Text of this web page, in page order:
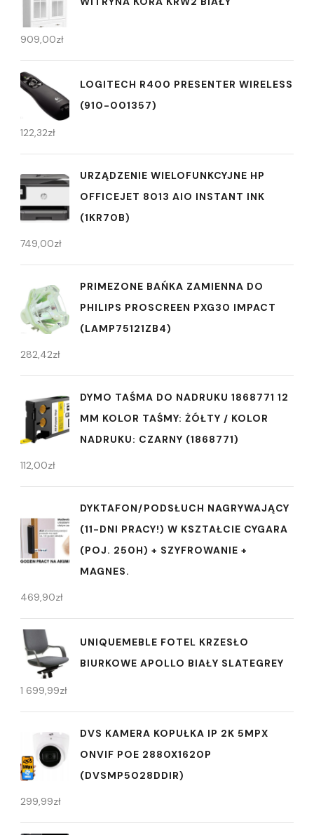
909,00zł
LOGITECH R400 PRESENTER WIRELESS
(910-001357)
122,32zł
URZĄDZENIE WIELOFUNKCYJNE HP
OFFICEJET 8013 AIO INSTANT INK
(1KR70B)
749,00zł
PRIMEZONE BAŃKA ZAMIENNA DO
PHILIPS PROSCREEN PXG30 IMPACT
(LAMP75121ZB4)
282,42zł
DYMO TAŚMA DO NADRUKU 1868771 12
MM KOLOR TAŚMY: ŻÓŁTY / KOLOR
NADRUKU: CZARNY (1868771)
112,00zł
DYKTAFON/PODSŁUCH NAGRYWAJĄCY
(11-DNI PRACY!) W KSZTAŁCIE CYGARA
(POJ. 250H) + SZYFROWANIE +
MAGNES.
469,90zł
UNIQUEMEBLE FOTEL KRZESŁO
BIURKOWE APOLLO BIAŁY SLATEGREY
1 699,99zł
DVS KAMERA KOPUŁKA IP 2K 5MPX
ONVIF POE 2880X1620P
(DVSMP5028DDIR)
299,99zł